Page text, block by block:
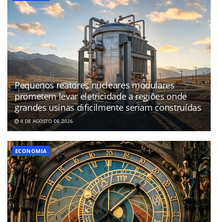
Pequenos reatores nucleares modulares
prometem levar eletricidade a regiões onde
grandes usinas dificilmente seriam construídas
8 DE AGOSTO DE 2026
ECONOMIA